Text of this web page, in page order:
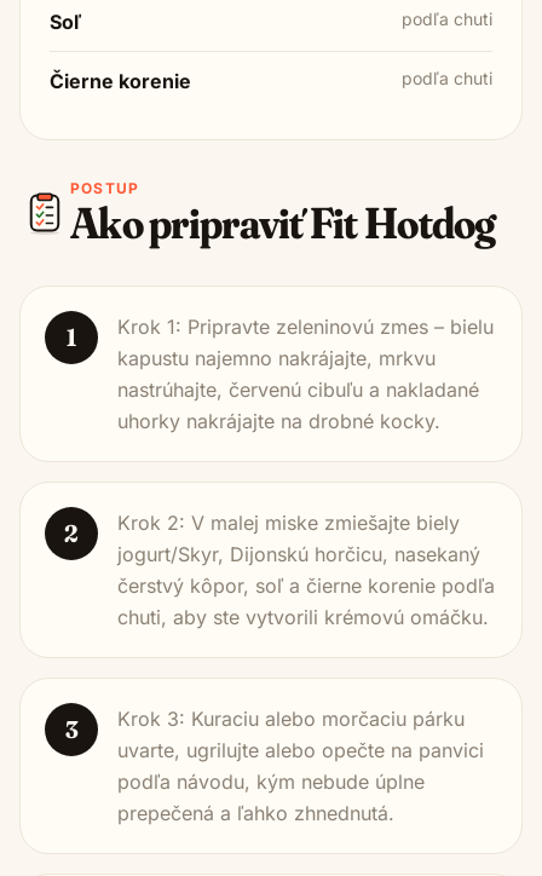
Soľ podľa chuti
Čierne korenie podľa chuti
POSTUP
Ako pripraviťFit Hotdog
1
Krok 1: Pripravte zeleninovú zmes – bielu
kapustu najemno nakrájajte, mrkvu
nastrúhajte, červenú cibuľu a nakladané
uhorky nakrájajte na drobné kocky.
2
Krok 2: V malej miske zmiešajte biely
jogurt/Skyr, Dijonskú horčicu, nasekaný
čerstvý kôpor, soľ a čierne korenie podľa
chuti, aby ste vytvorili krémovú omáčku.
3
Krok 3: Kuraciu alebo morčaciu párku
uvarte, ugrilujte alebo opečte na panvici
podľa návodu, kým nebude úplne
prepečená a ľahko zhnednutá.